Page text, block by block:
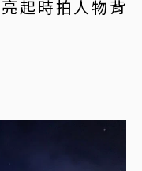
起時拍人物背